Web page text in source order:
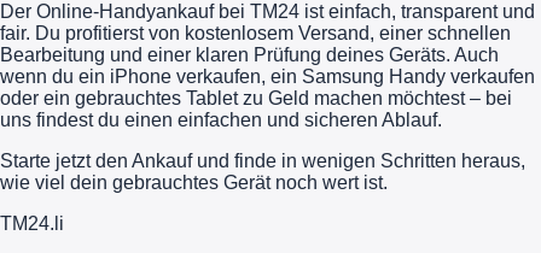
Der Online-Handyankauf bei TM24 ist einfach, transparent und
fair. Du profitierst von kostenlosem Versand, einer schnellen
Bearbeitung und einer klaren Prüfung deines Geräts. Auch
wenn du ein iPhone verkaufen, ein Samsung Handy verkaufen
oder ein gebrauchtes Tablet zu Geld machen möchtest – bei
uns findest du einen einfachen und sicheren Ablauf.
Starte jetzt den Ankauf und finde in wenigen Schritten heraus,
wie viel dein gebrauchtes Gerät noch wert ist.
TM24.li